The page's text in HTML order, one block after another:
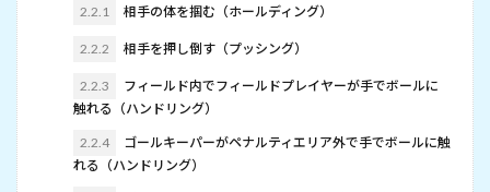
2.2.1 相手の体を掴む（ホールディング）
2.2.2 相手を押し倒す（プッシング）
2.2.3
フィールド内でフィールドプレイヤーが手でボールに
触れる（ハンドリング）
2.2.4
ゴールキーパーがペナルティエリア外で手でボールに触
れる（ハンドリング）